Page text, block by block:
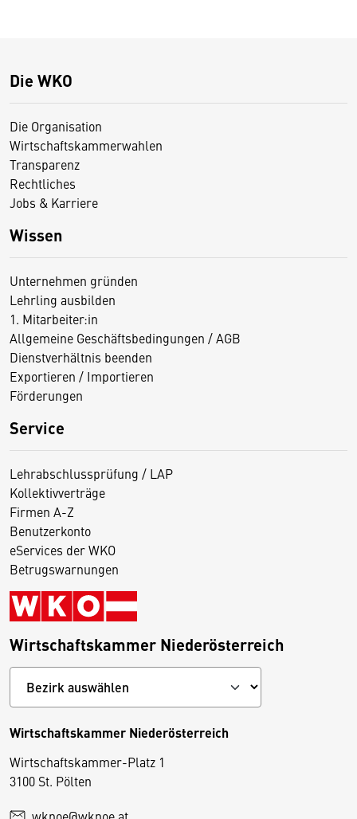
Die WKO
Die Organisation
Wirtschaftskammerwahlen
Transparenz
Rechtliches
Jobs & Karriere
Wissen
Unternehmen gründen
Lehrling ausbilden
1. Mitarbeiter:in
Allgemeine Geschäftsbedingungen / AGB
Dienstverhältnis beenden
Exportieren / Importieren
Förderungen
Service
Lehrabschlussprüfung / LAP
Kollektivverträge
Firmen A-Z
Benutzerkonto
eServices der WKO
Betrugswarnungen
Wirtschaftskammer Niederösterreich
Wirtschaftskammer Niederösterreich
Wirtschaftskammer-Platz 1
3100 St. Pölten
D